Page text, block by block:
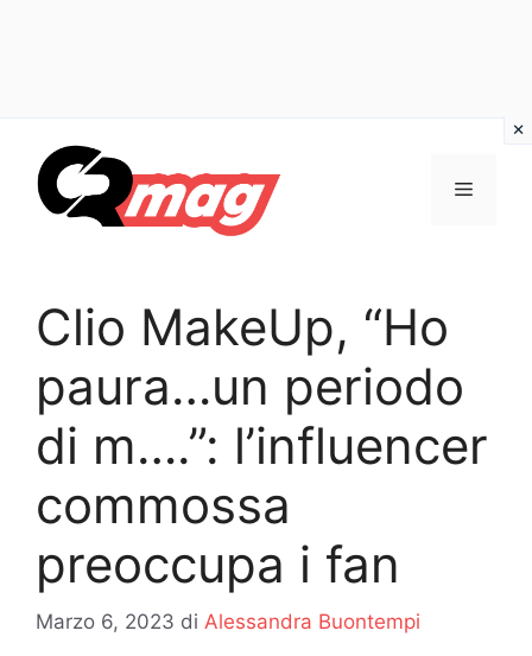
contenuto
Menu
Clio MakeUp, “Ho
paura…un periodo
di m….”: l’influencer
commossa
preoccupa i fan
Marzo 6, 2023 di Alessandra Buontempi